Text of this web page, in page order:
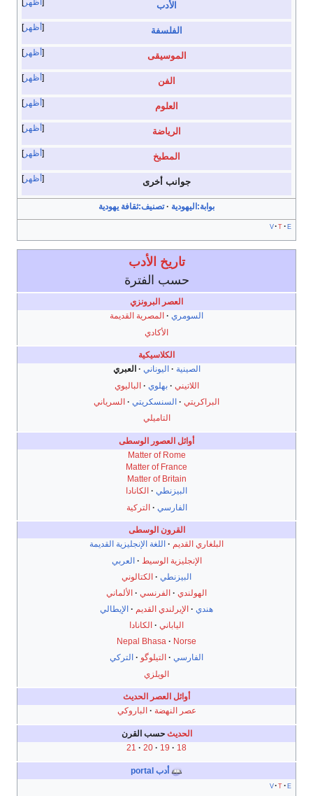
أظهر الأدب
أظهر الفلسفة
أظهر الموسيقى
أظهر الفن
أظهر العلوم
أظهر الرياضة
أظهر المطبخ
أظهر جوانب أخرى
بوابة:اليهودية
تصنيف:ثقافة يهودية
v t e
تاريخ الأدب
حسب الفترة
العصر البرونزي
السومري
المصرية القديمة
الأكادي
الكلاسيكية
الصينية
اليوناني
العبري
اللاتيني
بهلوي
الباليوي
البراكريتي
السنسكريتي
السرياني
التاميلي
أوائل العصور الوسطى
Matter of Rome
Matter of France
Matter of Britain
البيزنطي
الكانادا
الفارسي
التركية
القرون الوسطى
البلغاري القديم
اللغة الإنجليزية القديمة
الإنجليزية الوسيط
العربي
البيزنطي
الكتالوني
الهولندي
الفرنسي
الألماني
هندي
الإيرلندي القديم
الإيطالي
الياباني
الكانادا
Nepal Bhasa
Norse
الفارسي
التيلوگو
التركي
الويلزي
أوائل العصر الحديث
عصر النهضة
الباروكي
الحديث حسب القرن
18
19
20
21
أدب portal
v t e